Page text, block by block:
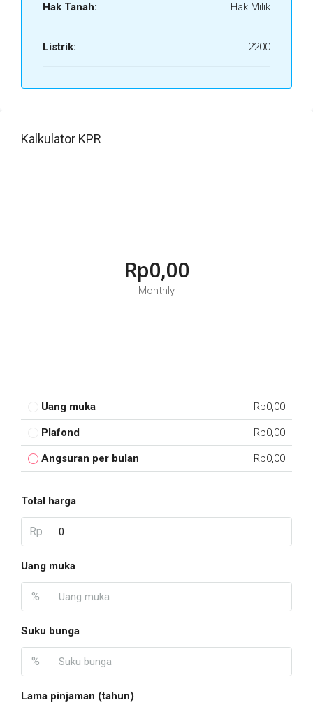
Hak Tanah: Hak Milik
Listrik: 2200
Kalkulator KPR
Rp0,00
Monthly
Uang muka Rp0,00
Plafond Rp0,00
Angsuran per bulan Rp0,00
Total harga
Rp
Uang muka
%
Suku bunga
%
Lama pinjaman (tahun)